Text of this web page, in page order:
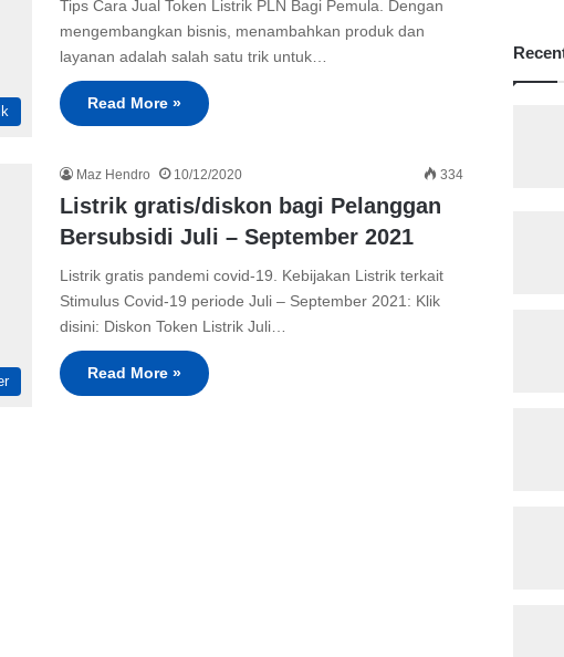
Tips Cara Jual Token Listrik PLN Bagi Pemula. Dengan
mengembangkan bisnis, menambahkan produk dan
layanan adalah salah satu trik untuk…
Read More »
Maz Hendro 10/12/2020 334
Listrik gratis/diskon bagi Pelanggan
Bersubsidi Juli – September 2021
Listrik gratis pandemi covid-19. Kebijakan Listrik terkait
Stimulus Covid-19 periode Juli – September 2021: Klik
disini: Diskon Token Listrik Juli…
Read More »